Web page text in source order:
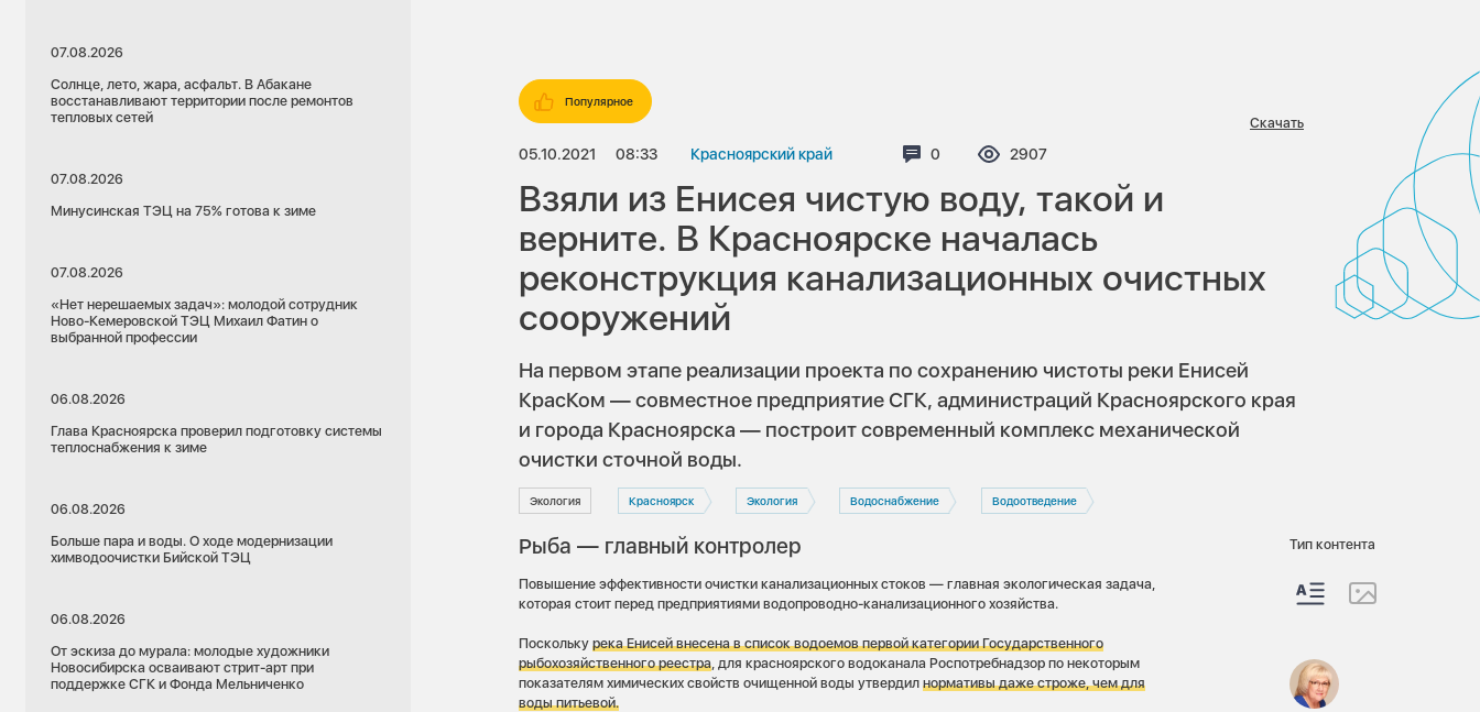
07.08.2026
Солнце, лето, жара, асфальт. В Абакане
восстанавливают территории после ремонтов
тепловых сетей
07.08.2026
Минусинская ТЭЦ на 75% готова к зиме
07.08.2026
«Нет нерешаемых задач»: молодой сотрудник
Ново-Кемеровской ТЭЦ Михаил Фатин о
выбранной профессии
06.08.2026
Глава Красноярска проверил подготовку системы
теплоснабжения к зиме
06.08.2026
Больше пара и воды. О ходе модернизации
химводоочистки Бийской ТЭЦ
06.08.2026
От эскиза до мурала: молодые художники
Новосибирска осваивают стрит-арт при
поддержке СГК и Фонда Мельниченко
Популярное
05.10.2021 08:33 Красноярский край Комментариев:
0 Просмотров:
2907
Скачать
Взяли из Енисея чистую воду, такой и
верните. В Красноярске началась
реконструкция канализационных очистных
сооружений
На первом этапе реализации проекта по сохранению чистоты реки Енисей
КрасКом — совместное предприятие СГК, администраций Красноярского края
и города Красноярска — построит современный комплекс механической
очистки сточной воды.
Экология Красноярск Экология Водоснабжение Водоотведение
Рыба — главный контролер
Повышение эффективности очистки канализационных стоков — главная экологическая задача,
которая стоит перед предприятиями водопроводно-канализационного хозяйства.
Посколькурека Енисей внесена в список водоемов первой категории Государственного
рыбохозяйственного реестра , для красноярского водоканала Роспотребнадзор по некоторым
показателям химических свойств очищенной воды утвердилнормативы даже строже, чем для
воды питьевой.
Тип контента